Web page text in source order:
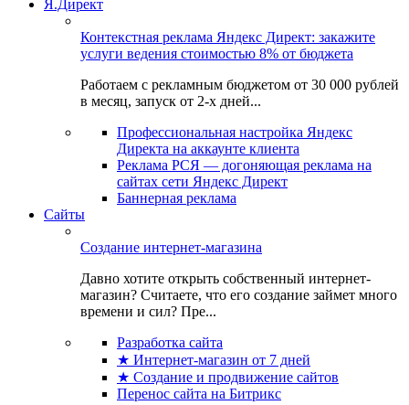
Я.Директ
Контекстная реклама Яндекс Директ: закажите
услуги ведения стоимостью 8% от бюджета
Работаем с рекламным бюджетом от 30 000 рублей
в месяц, запуск от 2-х дней...
Профессиональная настройка Яндекс
Директа на аккаунте клиента
Реклама РСЯ — догоняющая реклама на
сайтах сети Яндекс Директ
Баннерная реклама
Сайты
Создание интернет-магазина
Давно хотите открыть собственный интернет-
магазин? Считаете, что его создание займет много
времени и сил? Пре...
Разработка сайта
★ Интернет-магазин от 7 дней
★ Создание и продвижение сайтов
Перенос сайта на Битрикс